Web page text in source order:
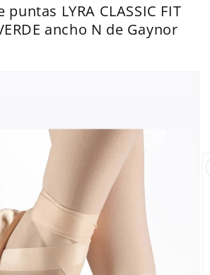
LYRA CLASSIC FIT
ancho N de Gaynor